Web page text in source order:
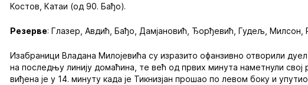
Костов, Катаи (од 90. Бађо).
Резерве: Глазер, Авдић, Бађо, Дамјановић, Ђорђевић, Гудељ, Милсон,
Изабраници Владана Милојевића су изразито офанзивно отворили
на последњу линију домаћина, те већ од првих минута наметнули свој
виђена је у 14. минуту када је Тикнизјан прошао по левом боку и